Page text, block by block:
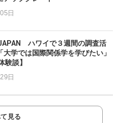
日
ハワイで３週間の調査活
大学では国際関係学を学びたい」
験談】
日
見る